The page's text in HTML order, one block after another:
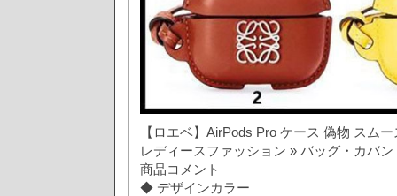
【ロエベ】AirPods Pro ケース 偽物 スム
レディースファッション » バッグ・カバ
商品コメント
◆ デザインカラー